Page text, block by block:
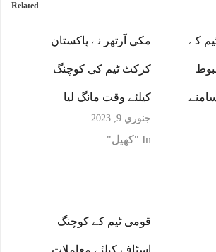
Related
مکی آرتھر نے پاکستان
کرکٹ ٹیم کی کوچنگ
کیلئے وقت مانگ لیا
جنوري 9, 2023
In "کھیل"
کے
قومی ٹیم کے کوچنگ
اسٹاف کیلئے معاملات